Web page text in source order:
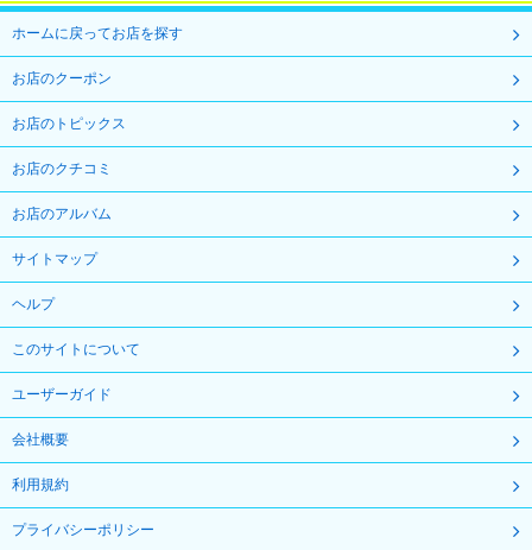
ホームに戻ってお店を探す
お店のクーポン
お店のトピックス
お店のクチコミ
お店のアルバム
サイトマップ
ヘルプ
このサイトについて
ユーザーガイド
会社概要
利用規約
プライバシーポリシー